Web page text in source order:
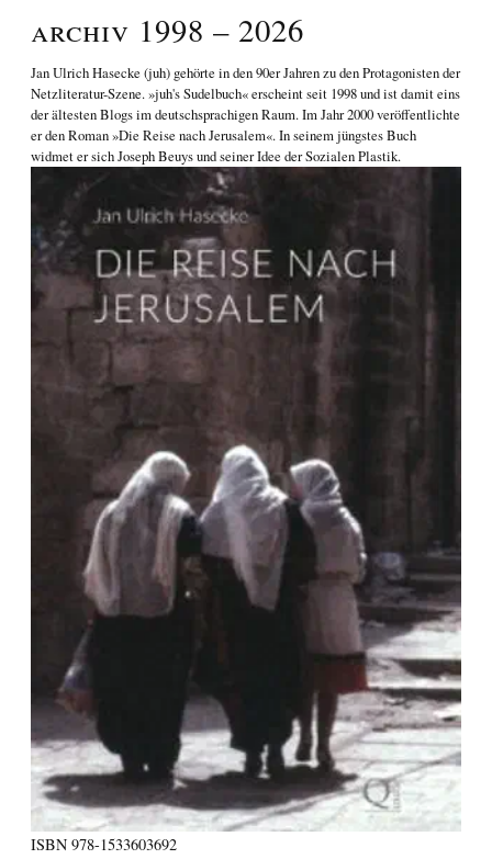
Archiv 1998 – 2026
Jan Ulrich Hasecke (juh) gehörte in den 90er Jahren zu den Protagonisten der
Netzliteratur-Szene. »juh's Sudelbuch« erscheint seit 1998 und ist damit eins
der ältesten Blogs im deutschsprachigen Raum. Im Jahr 2000 veröffentlichte
er den Roman»Die Reise nach Jerusalem«. In seinem jüngstes Buch
widmet er sichJoseph Beuys und seiner Idee der Sozialen Plastik.
ISBN 978-1533603692